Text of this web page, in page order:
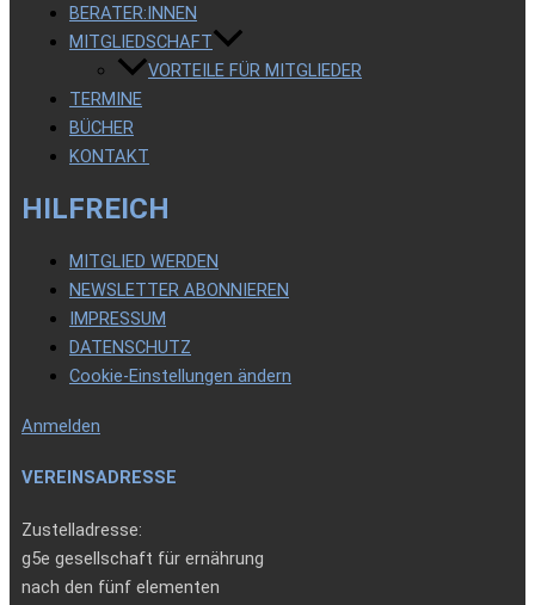
BERATER:INNEN
MITGLIEDSCHAFT
VORTEILE FÜR MITGLIEDER
TERMINE
BÜCHER
KONTAKT
HILFREICH
MITGLIED WERDEN
NEWSLETTER ABONNIEREN
IMPRESSUM
DATENSCHUTZ
Cookie-Einstellungen ändern
Anmelden
VEREINSADRESSE
Zustelladresse:
g5e gesellschaft für ernährung
nach den fünf elementen